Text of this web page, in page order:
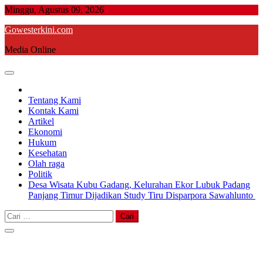
Skip
content
Minggu, Agustus 09, 2026
Gowesterkini.com
Media Online
Tentang Kami
Kontak Kami
Artikel
Ekonomi
Hukum
Kesehatan
Olah raga
Politik
Desa Wisata Kubu Gadang, Kelurahan Ekor Lubuk Padang
Panjang Timur Dijadikan Study Tiru Disparpora Sawahlunto
Cari
untuk: